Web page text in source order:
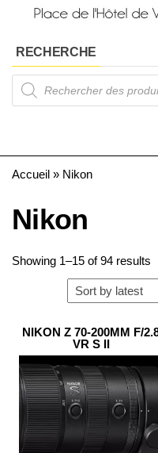
RECHERCHE
Products
search
Accueil » Nikon
Nikon
Showing 1–15 of 94 results
NIKON Z 70-200MM F/
VR S II